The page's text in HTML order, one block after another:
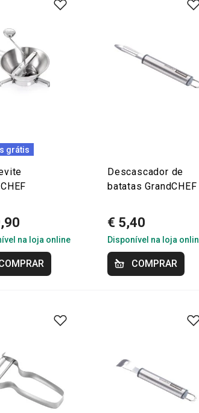
grátis
na loja online
Descascador de
batatas GrandCHEF
€ 5,40
Disponível na loja
COMPRAR